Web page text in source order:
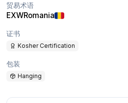
贸易术语
EXWRomania
证书
Kosher Certification
包装
Hanging